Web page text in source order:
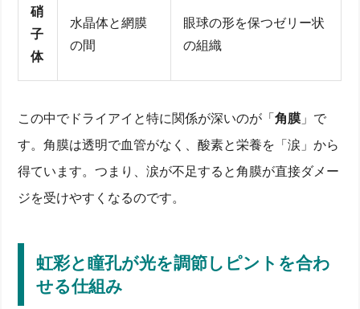
硝
子
体
水晶体と網膜
の間
眼球の形を保つゼリー状
の組織
この中でドライアイと特に関係が深いのが「角膜 」で
す。角膜は透明で血管がなく、酸素と栄養を「涙」から
得ています。つまり、涙が不足すると角膜が直接ダメー
ジを受けやすくなるのです。
虹彩と瞳孔が光を調節しピントを合わ
せる仕組み